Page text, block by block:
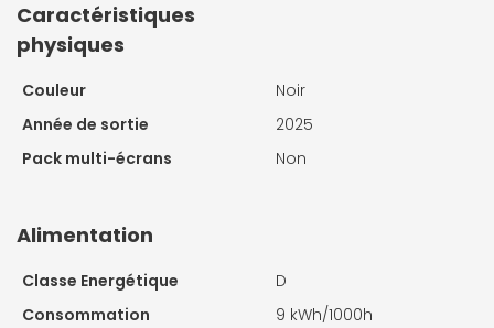
Caractéristiques
physiques
Couleur
Noir
Année de sortie
2025
Pack multi-écrans
Non
Alimentation
Classe Energétique
D
Consommation
9 kWh/1000h